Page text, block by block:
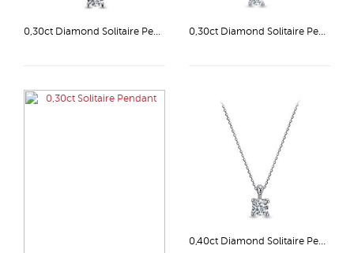
0,30ct Diamond Solitaire Pendant 0,30ct Diamond Solitaire Pendant
0,40ct Diamond Solitaire Pendant